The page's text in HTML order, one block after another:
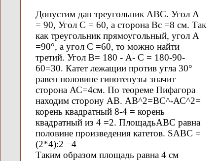
Допустим дан треугольник АВС. Угол А
= 90, Угол С = 60, а сторона Вс =8 см. Так
как треугольник прямоугольный, угол А
=90°, а угол С =60, то можно найти
третий. Угол В= 180 - А- С = 180-90-
60=30. Катет лежащии против угла 30°
равен половине гипотенузы значит
сторона АС=4см. По теореме Пифагора
находим сторону АВ. АВ^2=ВС^-АС^2=
корень квадратный 8-4 = корень
квадратный из 4 =2. ПлощадьАВС равна
половине произведения катетов. SАВС =
(2*4):2 =4
Таким образом площадь равна 4 см